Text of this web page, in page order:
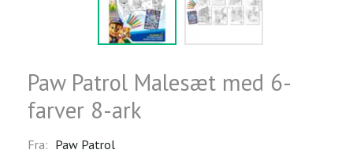
Paw Patrol Malesæt med 6-
farver 8-ark
Fra: Paw Patrol